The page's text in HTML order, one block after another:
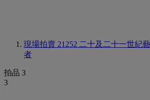
現場拍賣 21252 二十及二十一世紀
者
拍品 3
3